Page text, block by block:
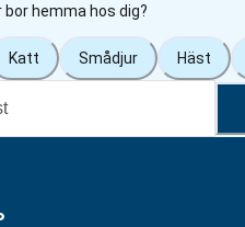
bor hemma hos dig?
Katt Smådjur Häst